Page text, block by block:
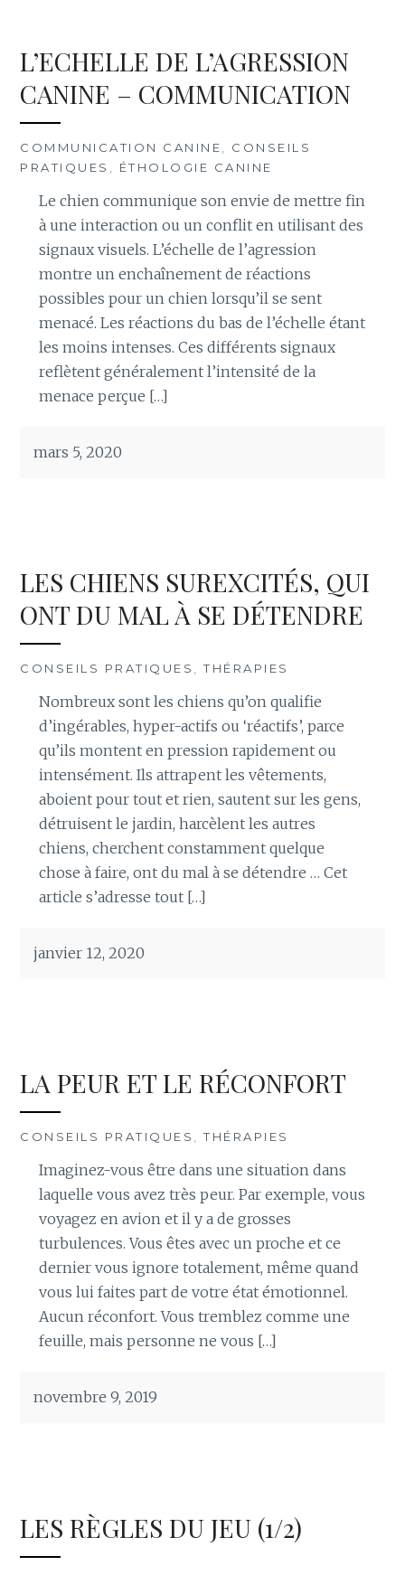
L’ECHELLE DE L’AGRESSION
CANINE – COMMUNICATION
COMMUNICATION CANINE
CONSEILS
PRATIQUES
ÉTHOLOGIE CANINE
Le chien communique son envie de mettre fin
à une interaction ou un conflit en utilisant des
signaux visuels. L’échelle de l’agression
montre un enchaînement de réactions
possibles pour un chien lorsqu’il se sent
menacé. Les réactions du bas de l’échelle étant
les moins intenses. Ces différents signaux
reflètent généralement l’intensité de la
menace perçue […]
mars 5, 2020
LES CHIENS SUREXCITÉS, QUI
ONT DU MAL À SE DÉTENDRE
CONSEILS PRATIQUES ,THÉRAPIES
Nombreux sont les chiens qu’on qualifie
d’ingérables, hyper-actifs ou ‘réactifs’, parce
qu’ils montent en pression rapidement ou
intensément. Ils attrapent les vêtements,
aboient pour tout et rien, sautent sur les gens,
détruisent le jardin, harcèlent les autres
chiens, cherchent constamment quelque
chose à faire, ont du mal à se détendre … Cet
article s’adresse tout […]
janvier 12, 2020
LA PEUR ET LE RÉCONFORT
CONSEILS PRATIQUES ,THÉRAPIES
Imaginez-vous être dans une situation dans
laquelle vous avez très peur. Par exemple, vous
voyagez en avion et il y a de grosses
turbulences. Vous êtes avec un proche et ce
dernier vous ignore totalement, même quand
vous lui faites part de votre état émotionnel.
Aucun réconfort. Vous tremblez comme une
feuille, mais personne ne vous […]
novembre 9, 2019
LES RÈGLES DU JEU (1/2)